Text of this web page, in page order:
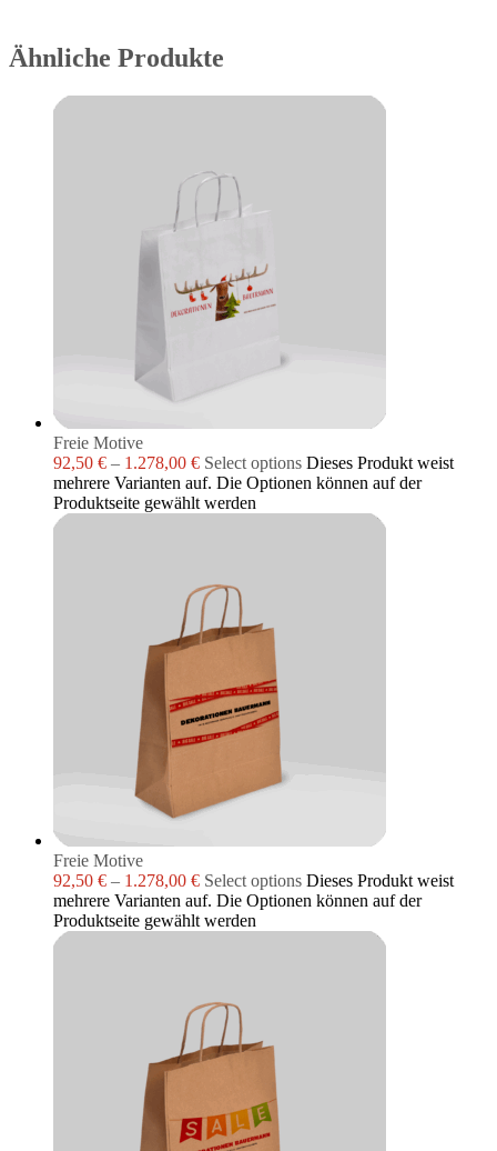
Ähnliche Produkte
Freie Motive
92,50 € – 1.278,00 € Select options Dieses Produkt weist
mehrere Varianten auf. Die Optionen können auf der
Produktseite gewählt werden
Freie Motive
92,50 € – 1.278,00 € Select options Dieses Produkt weist
mehrere Varianten auf. Die Optionen können auf der
Produktseite gewählt werden